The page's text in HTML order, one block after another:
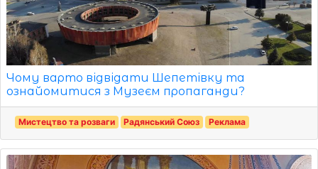
Чому варто відвідати Шепетівку та
ознайомитися з Музеєм пропаганди?
Мистецтво та розваги Радянський Союз Реклама